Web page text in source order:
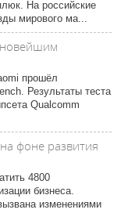
На российские
мирового ма...
новейшим
прошёл
Результаты теста
Qualcomm
фоне развития
4800
бизнеса.
изменениями